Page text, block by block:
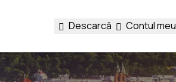
Descarcă Contul meu